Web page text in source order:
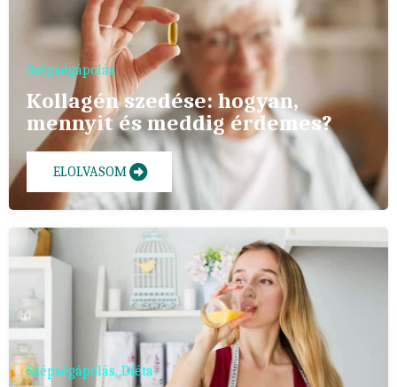
Szépségápolás
Kollagén szedése: hogyan,
mennyit és meddig érdemes?
ELOLVASOM
Szépségápolás, Diéta